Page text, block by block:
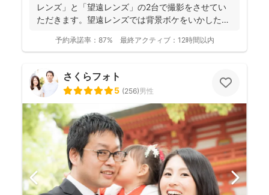
レンズ」と「望遠レンズ」の2台で撮影をさせてい
ただきます。望遠レンズでは背景ボケをいかしたお
予約承諾率： 87% 最終アクティブ： 12時間以内
さくらフォト
5 (256)男性